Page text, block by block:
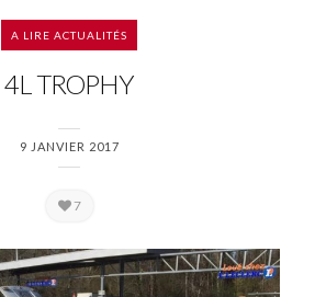
A LIRE ACTUALITÉS
4L TROPHY
9 JANVIER 2017
7